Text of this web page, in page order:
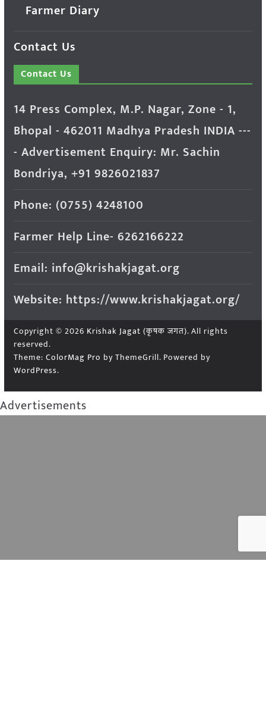
Farmer Diary
Contact Us
Contact Us
14 Press Complex, M.P. Nagar, Zone - 1,
Bhopal - 462011 Madhya Pradesh INDIA ---
- Advertisement Enquiry: Mr. Sachin
Bondriya, +91 9826021837
Phone: (0755) 4248100
Farmer Help Line- 6262166222
Email: info@krishakjagat.org
Website: https://www.krishakjagat.org/
Copyright © 2026 Krishak Jagat (कृषक जगत). All rights
reserved.
Theme: ColorMag Pro by ThemeGrill. Powered by
WordPress.
Advertisements